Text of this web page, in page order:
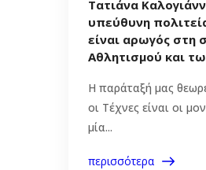
Τατιάνα
υπεύθυνη
είναι αρωγός στη
Αθλητισμού και
Η παράταξή μας
οι Τέχνες είναι οι
μία...
περισσότερα